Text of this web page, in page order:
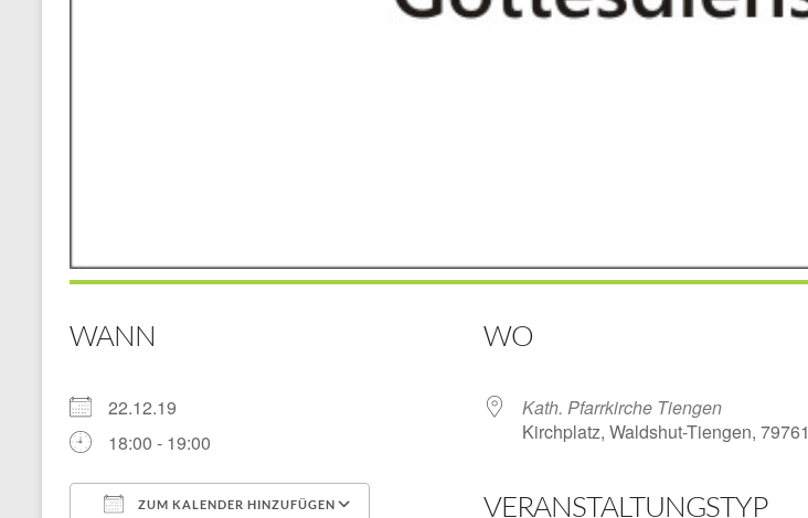
WANN
22.12.19
18:00 - 19:00
ZUM KALENDER HINZUFÜGEN
WO
Kath. Pfarrkirche Tiengen
Kirchplatz, Waldshut-Tiengen, 79761
VERANSTALTUNGSTYP